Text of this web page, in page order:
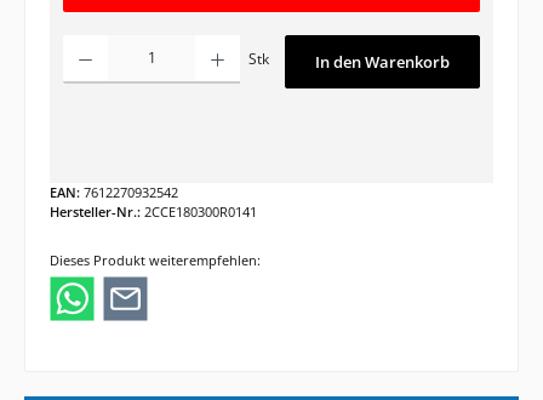
Produkt Anzahl: Gib den gewünschten Wert ein oder benutze die
Stk In den Warenkorb
EAN: 7612270932542
Hersteller-Nr.: 2CCE180300R0141
Dieses Produkt weiterempfehlen: